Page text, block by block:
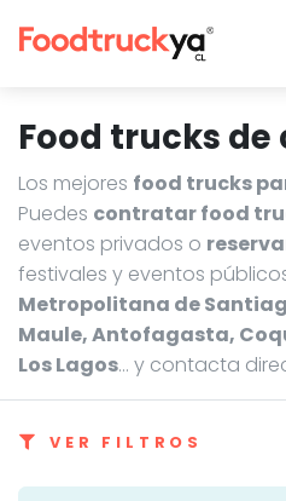
Food trucks
Los mejores food trucks
Puedes contratar food
eventos privados o
festivales y eventos
Metropolitana de
Maule, Antofagasta,
Los Lagos… y contacta
VER FILTROS